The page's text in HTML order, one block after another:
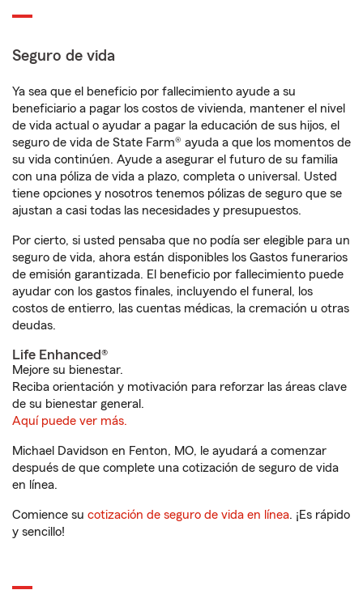
Seguro de vida
Ya sea que el beneficio por fallecimiento ayude a su
beneficiario a pagar los costos de vivienda, mantener el nivel
de vida actual o ayudar a pagar la educación de sus hijos, el
seguro de vida de State Farm® ayuda a que los momentos de
su vida continúen. Ayude a asegurar el futuro de su familia
con una póliza de vida a plazo, completa o universal. Usted
tiene opciones y nosotros tenemos pólizas de seguro que se
ajustan a casi todas las necesidades y presupuestos.
Por cierto, si usted pensaba que no podía ser elegible para un
seguro de vida, ahora están disponibles los Gastos funerarios
de emisión garantizada. El beneficio por fallecimiento puede
ayudar con los gastos finales, incluyendo el funeral, los
costos de entierro, las cuentas médicas, la cremación u otras
deudas.
Life Enhanced®
Mejore su bienestar.
Reciba orientación y motivación para reforzar las áreas clave
de su bienestar general.
Aquí puede ver más.
Michael Davidson en Fenton, MO, le ayudará a comenzar
después de que complete una cotización de seguro de vida
en línea.
Comience su cotización de seguro de vida en línea. ¡Es rápido
y sencillo!